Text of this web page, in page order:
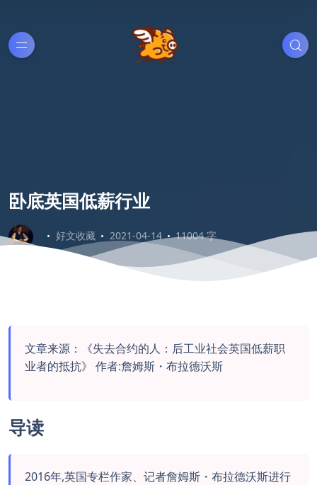
卧底英国低薪行业
好文收藏 2021-04-14 11004 字
文章来源：《失去合约的人：后工业社会英国低薪职
业者的抵抗》 作者:詹姆斯・布拉德沃斯
导读
2016年,英国专栏作家、记者詹姆斯・布拉德沃斯进行